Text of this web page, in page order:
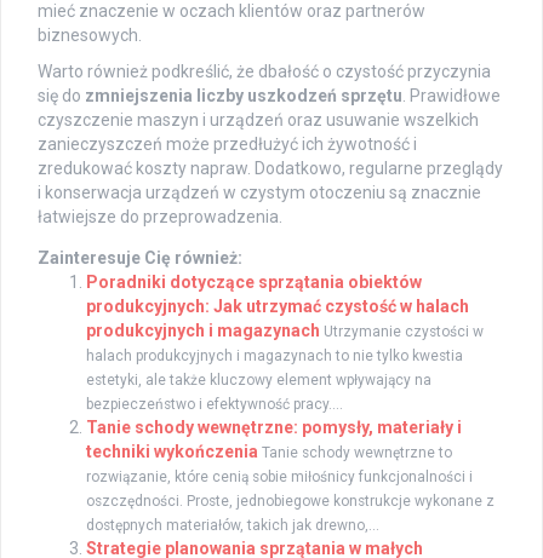
mieć znaczenie w oczach klientów oraz partnerów
biznesowych.
Warto również podkreślić, że dbałość o czystość przyczynia
się do zmniejszenia liczby uszkodzeń sprzętu . Prawidłowe
czyszczenie maszyn i urządzeń oraz usuwanie wszelkich
zanieczyszczeń może przedłużyć ich żywotność i
zredukować koszty napraw. Dodatkowo, regularne przeglądy
i konserwacja urządzeń w czystym otoczeniu są znacznie
łatwiejsze do przeprowadzenia.
Zainteresuje Cię również:
Poradniki dotyczące sprzątania obiektów
produkcyjnych: Jak utrzymać czystość w halach
produkcyjnych i magazynach Utrzymanie czystości w
halach produkcyjnych i magazynach to nie tylko kwestia
estetyki, ale także kluczowy element wpływający na
bezpieczeństwo i efektywność pracy....
Tanie schody wewnętrzne: pomysły, materiały i
techniki wykończenia Tanie schody wewnętrzne to
rozwiązanie, które cenią sobie miłośnicy funkcjonalności i
oszczędności. Proste, jednobiegowe konstrukcje wykonane z
dostępnych materiałów, takich jak drewno,...
Strategie planowania sprzątania w małych